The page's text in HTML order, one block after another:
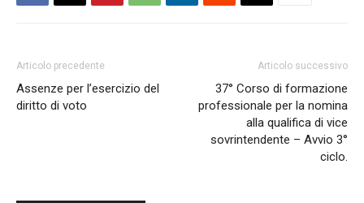
Articolo precedente
Assenze per l’esercizio del
diritto di voto
Articolo successivo
37° Corso di formazione
professionale per la nomina
alla qualifica di vice
sovrintendente – Avvio 3°
ciclo.